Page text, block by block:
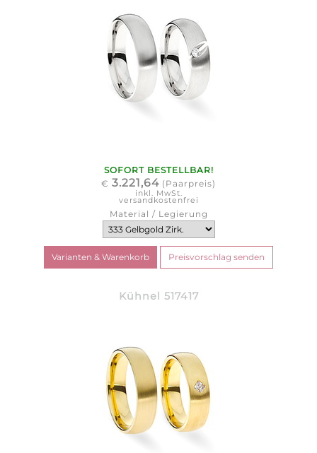
SOFORT BESTELLBAR!
€ 3.221,64 (Paarpreis)
inkl. MwSt.
versandkostenfrei
Material / Legierung
Kühnel 517417